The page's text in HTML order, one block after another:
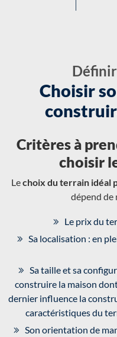
Choisir
Critères à
choisir
Lechoix du terrain idéal
dépend de
Le prix du
Sa localisation : en
Sa taille et sa
construire la maison
dernier influence la
caractéristiques du
Son orientation de